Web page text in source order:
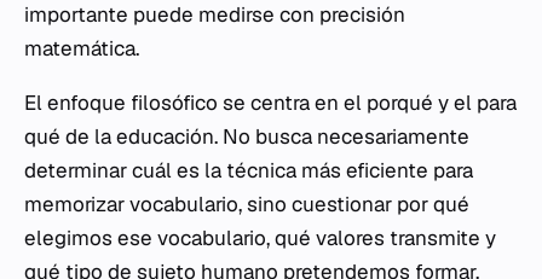
importante puede medirse con precisión
matemática.
El enfoque filosófico se centra en el porqué y el para
qué de la educación. No busca necesariamente
determinar cuál es la técnica más eficiente para
memorizar vocabulario, sino cuestionar por qué
elegimos ese vocabulario, qué valores transmite y
qué tipo de sujeto humano pretendemos formar.